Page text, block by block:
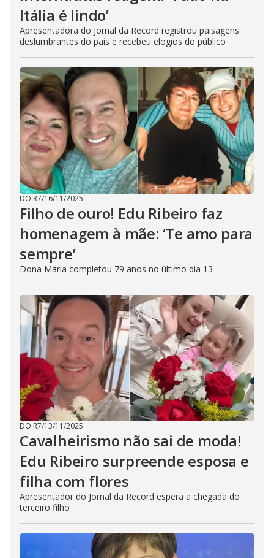
Itália é lindo’
Apresentadora do Jornal da Record registrou paisagens
deslumbrantes do país e recebeu elogios do público
DO R7/16/11/2025
Filho de ouro! Edu Ribeiro faz
homenagem à mãe: ‘Te amo para
sempre’
Dona Maria completou 79 anos no último dia 13
DO R7/13/11/2025
Cavalheirismo não sai de moda!
Edu Ribeiro surpreende esposa e
filha com flores
Apresentador do Jornal da Record espera a chegada do
terceiro filho